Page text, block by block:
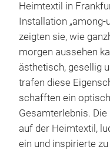
Heimtextil in
Installation „among-
zeigten sie, wie
morgen aussehen
ästhetisch, gesellig
trafen diese
schafften ein
Gesamterlebnis.
auf der Heimtextil,
ein und inspirierte